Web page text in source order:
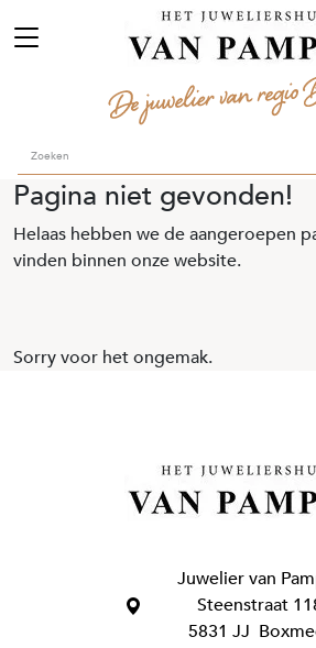
Pagina niet gevonden!
Helaas hebben we de aangeroepen
vinden binnen onze website.
Sorry voor het ongemak.
Juwelier van
Steenstraat
5831 JJ